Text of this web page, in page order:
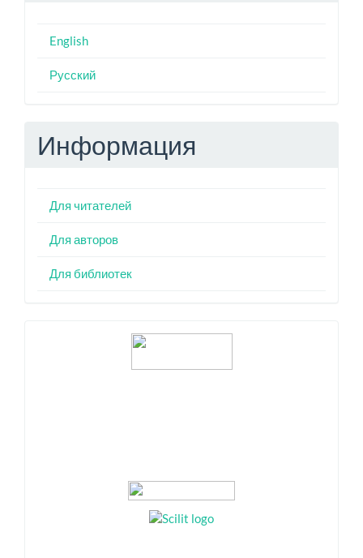
English
Русский
Информация
Для читателей
Для авторов
Для библиотек
Индексация